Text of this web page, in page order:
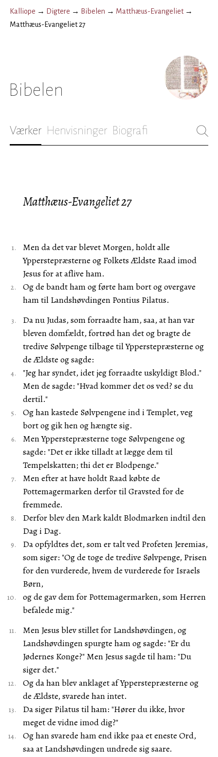
Kalliope → Digtere → Bibelen → Matthæus-Evangeliet→
Matthæus-Evangeliet 27
Bibelen
Værker Henvisninger Biografi
Matthæus-Evangeliet 27
Men da det var blevet Morgen, holdt alle
Ypperstepræsterne og Folkets Ældste Raad imod
Jesus for at aflive ham.
Og de bandt ham og førte ham bort og overgave
ham til Landshøvdingen Pontius Pilatus.
Da nu Judas, som forraadte ham, saa, at han var
bleven domfældt, fortrød han det og bragte de
tredive Sølvpenge tilbage til Ypperstepræsterne og
de Ældste og sagde:
"Jeg har syndet, idet jeg forraadte uskyldigt Blod."
Men de sagde: "Hvad kommer det os ved? se du
dertil."
Og han kastede Sølvpengene ind i Templet, veg
bort og gik hen og hængte sig.
Men Ypperstepræsterne toge Sølvpengene og
sagde: "Det er ikke tilladt at lægge dem til
Tempelskatten; thi det er Blodpenge."
Men efter at have holdt Raad købte de
Pottemagermarken derfor til Gravsted for de
fremmede.
Derfor blev den Mark kaldt Blodmarken indtil den
Dag i Dag.
Da opfyldtes det, som er talt ved Profeten Jeremias,
som siger: "Og de toge de tredive Sølvpenge, Prisen
for den vurderede, hvem de vurderede for Israels
Børn,
og de gav dem for Pottemagermarken, som Herren
befalede mig."
Men Jesus blev stillet for Landshøvdingen, og
Landshøvdingen spurgte ham og sagde: "Er du
Jødernes Konge?" Men Jesus sagde til ham: "Du
siger det."
Og da han blev anklaget af Ypperstepræsterne og
de Ældste, svarede han intet.
Da siger Pilatus til ham: "Hører du ikke, hvor
meget de vidne imod dig?"
Og han svarede ham end ikke paa et eneste Ord,
saa at Landshøvdingen undrede sig saare.